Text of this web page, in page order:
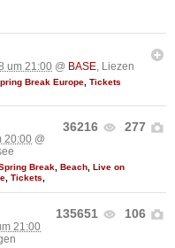
um 21:00 @ BASE, Liezen
Break Europe, Tickets
36216 277
20:00 @
Break, Beach, Live on
, Tickets,
135651 106
21:00